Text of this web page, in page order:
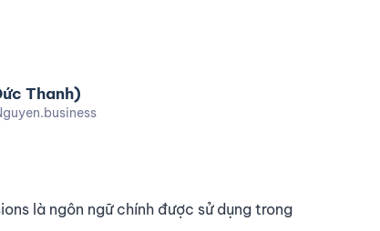
Thanh)
là ngôn ngữ chính được sử dụng trong